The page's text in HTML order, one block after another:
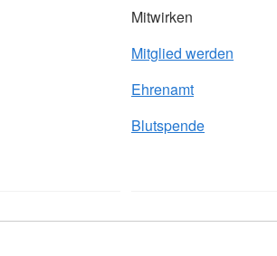
Mitwirken
Mitglied werden
Ehrenamt
Blutspende